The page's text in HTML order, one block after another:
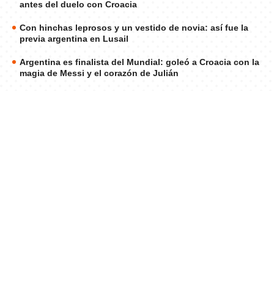
antes del duelo con Croacia
Con hinchas leprosos y un vestido de novia: así fue la
previa argentina en Lusail
Argentina es finalista del Mundial: goleó a Croacia con la
magia de Messi y el corazón de Julián